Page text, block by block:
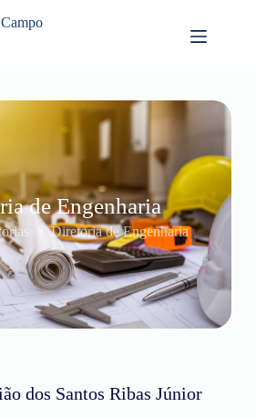
de Engenharia
Diretoria de Engenharia
dos Santos Ribas Júnior